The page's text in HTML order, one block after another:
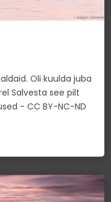
Oli kuulda juba
Salvesta see pilt
- CC BY-NC-ND